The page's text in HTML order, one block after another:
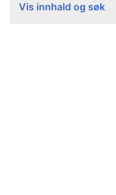
Vis innhald og søk